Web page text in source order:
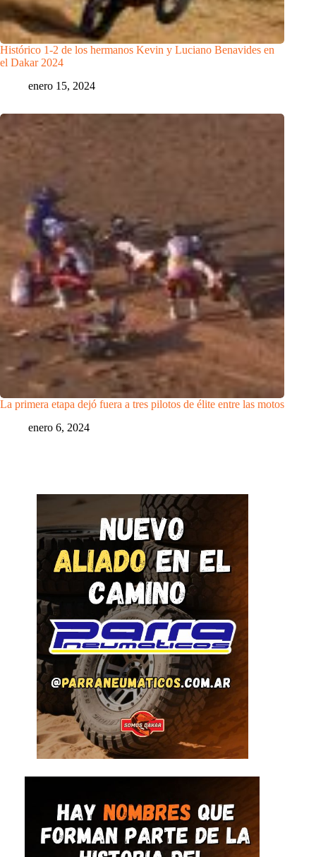
Histórico 1-2 de los hermanos Kevin y Luciano Benavides en
el Dakar 2024
enero 15, 2024
La primera etapa dejó fuera a tres pilotos de élite entre las motos
enero 6, 2024